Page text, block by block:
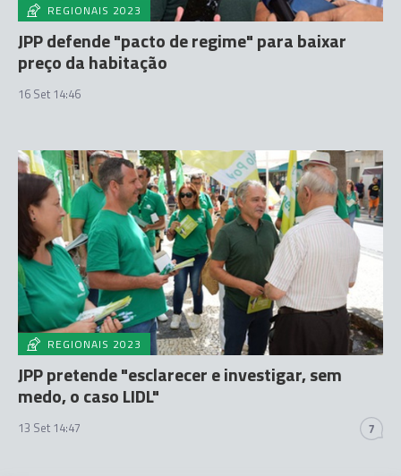
REGIONAIS 2023
JPP defende "pacto de regime" para baixar
preço da habitação
16 Set 14:46
REGIONAIS 2023
JPP pretende "esclarecer e investigar, sem
medo, o caso LIDL"
13 Set 14:47 7